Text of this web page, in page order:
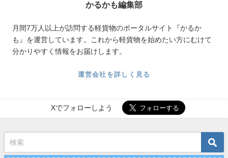
かるかも編集部
月間7万人以上が訪問する軽貨物のポータルサイト『かるか
も』を運営しています。これから軽貨物を始めたい方にむけて
分かりやすく情報をお届けします。
運営会社を詳しく見る
Xでフォローしよう